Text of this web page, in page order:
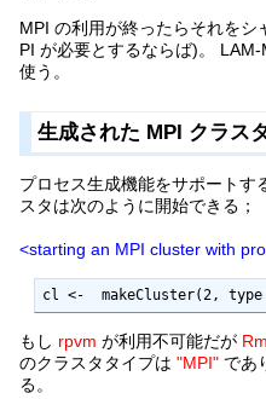
MPI の利用が終ったらそれを
PI が必要とするならば)。
使う。
生成された MPI クラス
プロセス生成機能をサポートす
スタは次のように開始できる；
<starting an MPI cluster with
cl <-  makeCluster(2, type
もし rpvm が利用不可能だが
のクラスタタイプは"MPI" であ
る。